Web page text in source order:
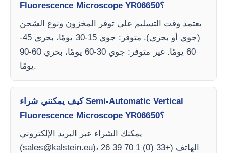
Fluorescence Microscope YR06650؟
يعتمد وقت التسليم على توفر المخزون ونوع الشحن
(جوي أو بحري). متوفر: جوي 15-30 يومًا، بحري 45-
60 يومًا. غير متوفر: جوي 30-60 يومًا، بحري 60-90
يومًا.
كيف يمكنني شراء Semi-Automatic Vertical
Fluorescence Microscope YR06650؟
يمكنك الشراء عبر البريد الإلكتروني
(sales@kalstein.eu)، الهاتف (+33 (0) 1 70 39 26